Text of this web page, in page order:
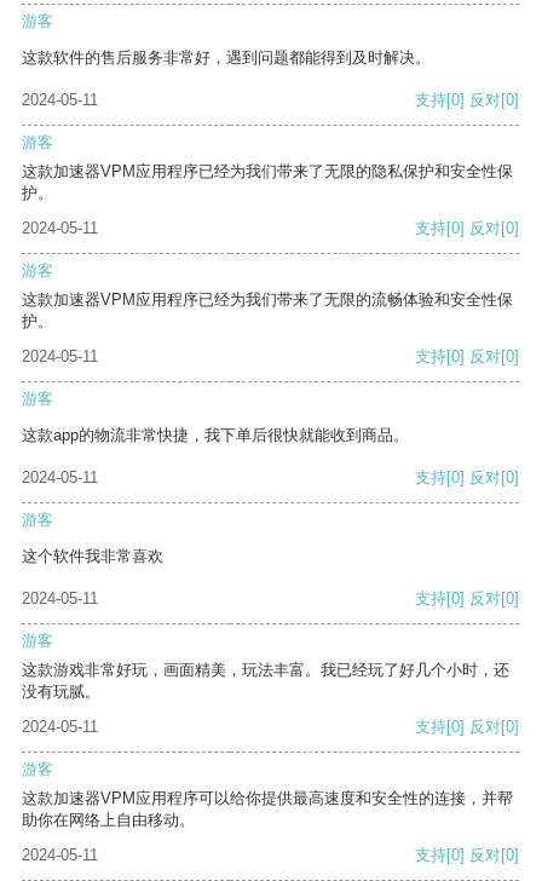
游客
这款软件的售后服务非常好，遇到问题都能得到及时解决。
2024-05-11 支持[0] 反对[0]
游客
这款加速器VPM应用程序已经为我们带来了无限的隐私保护和安全性保
护。
2024-05-11
支持[0] 反对[0]
游客
这款加速器VPM应用程序已经为我们带来了无限的流畅体验和安全性保
护。
2024-05-11
支持[0] 反对[0]
游客
这款app的物流非常快捷，我下单后很快就能收到商品。
2024-05-11 支持[0] 反对[0]
游客
这个软件我非常喜欢
2024-05-11 支持[0] 反对[0]
游客
这款游戏非常好玩，画面精美，玩法丰富。我已经玩了好几个小时，还
没有玩腻。
2024-05-11
支持[0] 反对[0]
游客
这款加速器VPM应用程序可以给你提供最高速度和安全性的连接，并帮
助你在网络上自由移动。
2024-05-11
支持[0] 反对[0]